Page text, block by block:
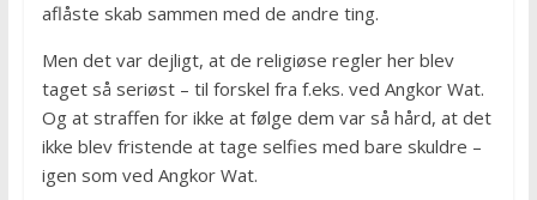
aflåste skab sammen med de andre ting.
Men det var dejligt, at de religiøse regler her blev
taget så seriøst – til forskel fra f.eks. ved Angkor Wat.
Og at straffen for ikke at følge dem var så hård, at det
ikke blev fristende at tage selfies med bare skuldre –
igen som ved Angkor Wat.